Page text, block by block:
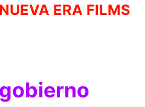
ERA FILMS